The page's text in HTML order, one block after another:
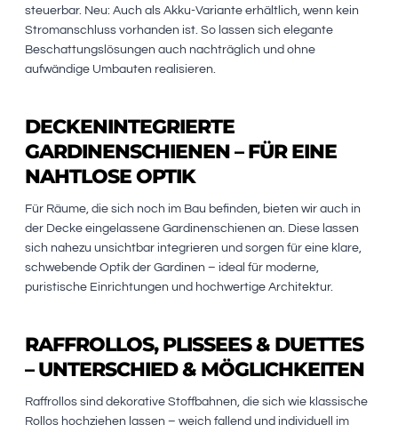
steuerbar. Neu: Auch als Akku-Variante erhältlich, wenn kein
Stromanschluss vorhanden ist. So lassen sich elegante
Beschattungslösungen auch nachträglich und ohne
aufwändige Umbauten realisieren.
DECKENINTEGRIERTE
GARDINENSCHIENEN – FÜR EINE
NAHTLOSE OPTIK
Für Räume, die sich noch im Bau befinden, bieten wir auch in
der Decke eingelassene Gardinenschienen an. Diese lassen
sich nahezu unsichtbar integrieren und sorgen für eine klare,
schwebende Optik der Gardinen – ideal für moderne,
puristische Einrichtungen und hochwertige Architektur.
RAFFROLLOS, PLISSEES & DUETTES
– UNTERSCHIED & MÖGLICHKEITEN
Raffrollos sind dekorative Stoffbahnen, die sich wie klassische
Rollos hochziehen lassen – weich fallend und individuell im